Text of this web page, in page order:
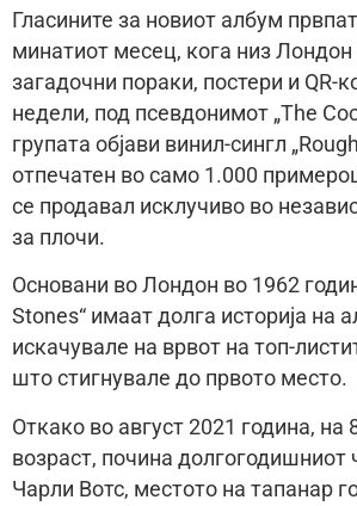
Гласините за новиот албум првпат
минатиот месец, кога низ Лондон
загадочни пораки, постери и QR-
недели, под псевдонимот „The
групата објави винил-сингл
отпечатен во само 1.000
се продавал исклучиво во
за плочи.
Основани во Лондон во 1962
Stones“ имаат долга историја на
искачувале на врвот на топ-
што стигнувале до првото место.
Откако во август 2021 година, на
возраст, почина долгогодишниот
Чарли Вотс, местото на тапанар